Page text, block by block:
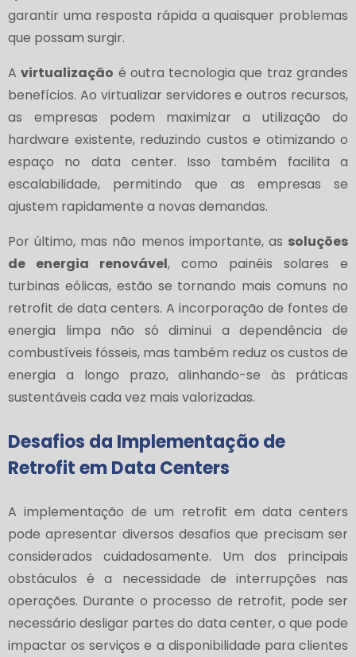
garantir uma resposta rápida a quaisquer problemas
que possam surgir.
Avirtualização é outra tecnologia que traz grandes
benefícios. Ao virtualizar servidores e outros recursos,
as empresas podem maximizar a utilização do
hardware existente, reduzindo custos e otimizando o
espaço no data center. Isso também facilita a
escalabilidade, permitindo que as empresas se
ajustem rapidamente a novas demandas.
Por último, mas não menos importante, as soluções
de energia renovável, como painéis solares e
turbinas eólicas, estão se tornando mais comuns no
retrofit de data centers. A incorporação de fontes de
energia limpa não só diminui a dependência de
combustíveis fósseis, mas também reduz os custos de
energia a longo prazo, alinhando-se às práticas
sustentáveis cada vez mais valorizadas.
Desafios da Implementação de
Retrofit em Data Centers
A implementação de um retrofit em data centers
pode apresentar diversos desafios que precisam ser
considerados cuidadosamente. Um dos principais
obstáculos é a necessidade de interrupções nas
operações. Durante o processo de retrofit, pode ser
necessário desligar partes do data center, o que pode
impactar os serviços e a disponibilidade para clientes